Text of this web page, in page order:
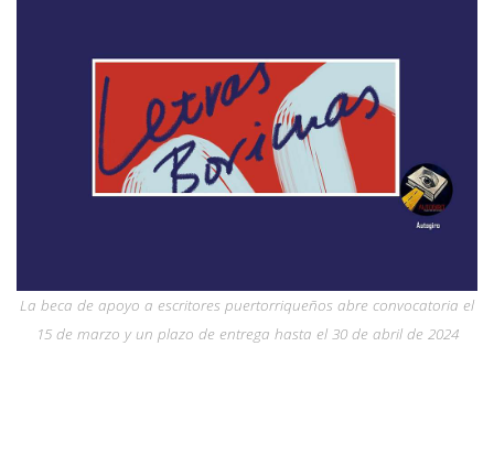
La beca de apoyo a escritores puertorriqueños abre convocatoria el
15 de marzo y un plazo de entrega hasta el 30 de abril de 2024